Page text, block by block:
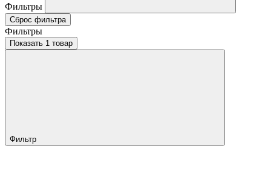
Фильтры
Сброс фильтра
Фильтры
Показать 1 товар
Фильтр